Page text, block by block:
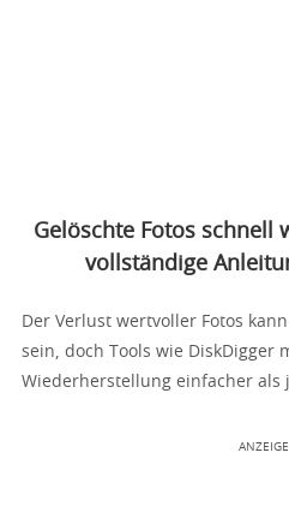
Gelöschte Fotos schnell
vollständige
Der Verlust wertvoller Fotos
sein, doch Tools wie DiskDigger
Wiederherstellung einfacher als